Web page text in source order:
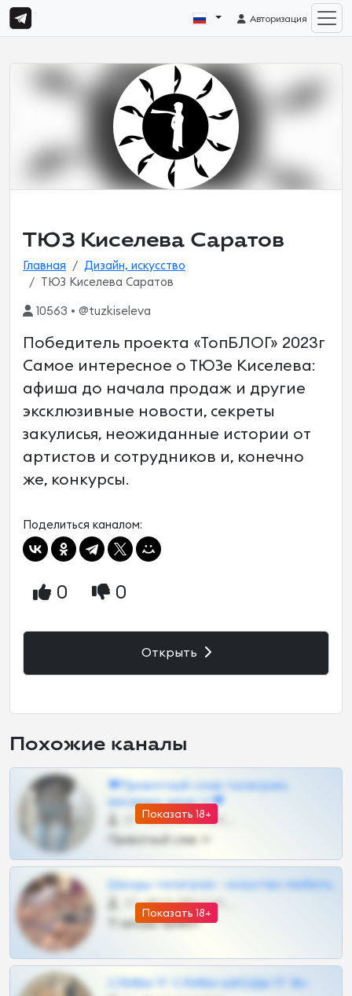
Авторизация
ТЮЗ Киселева Саратов
Главная
Дизайн, искусство
ТЮЗ Киселева Саратов
10563 • @tuzkiseleva
Победитель проекта «ТопБЛОГ» 2023г
Самое интересное о ТЮЗе Киселева:
афиша до начала продаж и другие
эксклюзивные новости, секреты
закулисья, неожиданные истории от
артистов и сотрудников и, конечно
же, конкурсы.
Поделиться каналом:
0 0
Открыть
Похожие каналы
Показать 18+
❤Приватный слив телеграм,
шкодных шкур тг❤
57 •
Приватный слив тг
Показать 18+
Шкоды телеграм - искуство любить
27 •
Тг шкоды приват
СЛИВЫ ТГ СЛИВЫ ШКОДЫ ТГ 18+